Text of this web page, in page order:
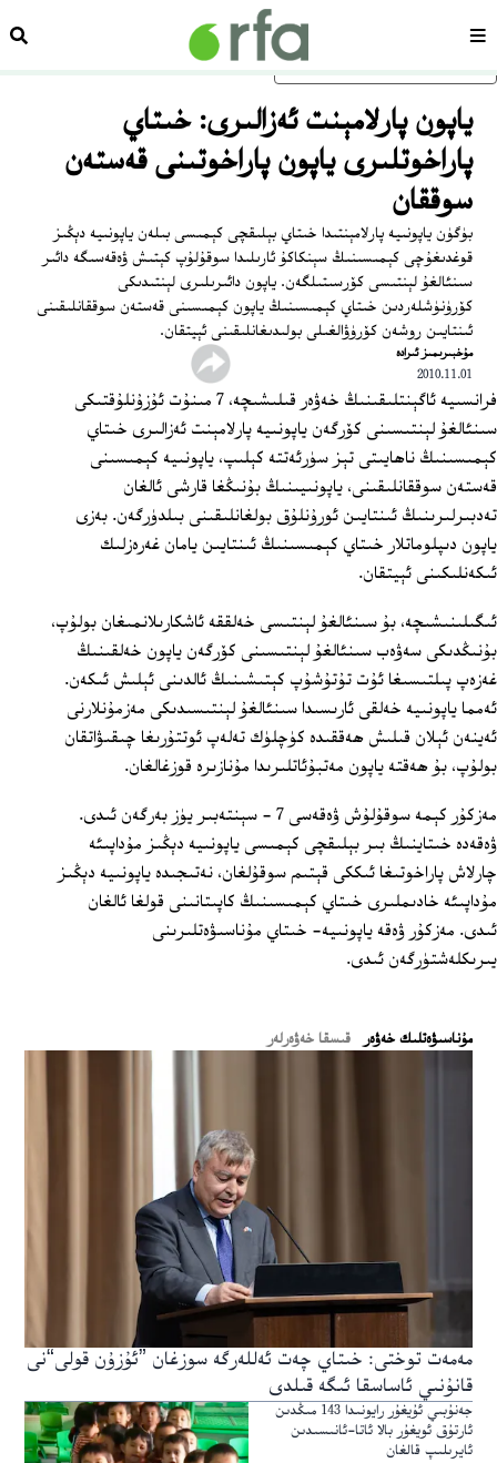
ئاساسلىق مەزمۇنغا ئاتلاڭسەھىپە
ياپون پارلامېنت ئەزالىرى: خىتاي
پاراخوتلىرى ياپون پاراخوتىنى قەستەن
سوققان
بۈگۈن ياپونىيە پارلامېنتىدا خىتاي بېلىقچى كېمىسى بىلەن ياپونىيە دېڭىز
قوغدىغۇچى كېمىسىنىڭ سېنكاكۇ ئارىلىدا سوقۇلۇپ كېتىش ۋەقەسىگە دائىر
سىنئالغۇ لېنتىسى كۆرسىتىلگەن. ياپون دائىرىلىرى لېنتىدىكى
كۆرۈنۈشلەردىن خىتاي كېمىسىنىڭ ياپون كېمىسىنى قەستەن سوققانلىقىنى
ئىنتايىن روشەن كۆرۈۋالغىلى بولىدىغانلىقىنى ئېيتقان.
مۇخبىرىمىز ﺋﯩﺮﺍﺩﻩ
2010.11.01
فرانسىيە ئاگېنتلىقىنىڭ خەۋەر قىلىشىچە، 7 مىنۇت ئۇزۇنلۇقتىكى
سىنئالغۇ لېنتىسىنى كۆرگەن ياپونىيە پارلامېنت ئەزالىرى خىتاي
كېمىسىنىڭ ناھايىتى تېز سۈرئەتتە كېلىپ، ياپونىيە كېمىسىنى
قەستەن سوققانلىقىنى، ياپونىيىنىڭ بۇنىڭغا قارشى ئالغان
تەدبىرلىرىنىڭ ئىنتايىن ئورۇنلۇق بولغانلىقىنى بىلدۈرگەن. بەزى
ياپون دىپلوماتلار خىتاي كېمىسىنىڭ ئىنتايىن يامان غەرەزلىك
ئىكەنلىكىنى ئېيتقان.
ئىگىلىنىشىچە، بۇ سىنئالغۇ لېنتىسى خەلققە ئاشكارىلانمىغان بولۇپ،
بۇنىڭدىكى سەۋەب سىنئالغۇ لېنتىسىنى كۆرگەن ياپون خەلقىنىڭ
غەزەپ پىلتىسىغا ئۇت تۇتۇشۇپ كېتىشىنىڭ ئالدىنى ئېلىش ئىكەن.
ئەمما ياپونىيە خەلقى ئارىسىدا سىنئالغۇ لېنتىسىدىكى مەزمۇنلارنى
ئەينەن ئېلان قىلىش ھەققىدە كۈچلۈك تەلەپ ئوتتۇرىغا چىقىۋاتقان
بولۇپ، بۇ ھەقتە ياپون مەتبۇئاتلىرىدا مۇنازىرە قوزغالغان.
مەزكۇر كېمە سوقۇلۇش ۋەقەسى 7 - سېنتەبىر يۈز بەرگەن ئىدى.
ۋەقەدە خىتاينىڭ بىر بېلىقچى كېمىسى ياپونىيە دېڭىز مۇداپىئە
چارلاش پاراخوتىغا ئىككى قېتىم سوقۇلغان، نەتىجىدە ياپونىيە دېڭىز
مۇداپىئە خادىملىرى خىتاي كېمىسىنىڭ كاپىتانىنى قولغا ئالغان
ئىدى. مەزكۇر ۋەقە ياپونىيە- خىتاي مۇناسىۋەتلىرىنى
يىرىكلەشتۈرگەن ئىدى.
ﻣﯘﻧﺎﺳﯩﯟﻩﺗﻠﯩﻚ ﺧﻪﯞﻩﺭ قىسقا خەۋەرلەر
مەمەت توختى: خىتاي چەت ئەللەرگە سوزغان ”ئۇزۇن قولى“نى
قانۇنىي ئاساسقا ئىگە قىلدى
جەنۇبىي ئۇيغۇر رايونىدا 143 مىڭدىن
ئارتۇق ئويغۇر بالا ئاتا-ئانىسىدىن
ئايرىلىپ قالغان